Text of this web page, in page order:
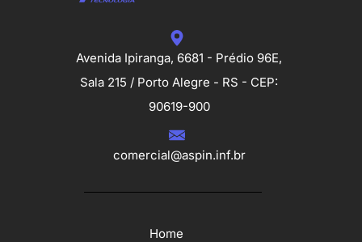
Avenida Ipiranga, 6681 - Prédio 96E,
Sala 215 / Porto Alegre - RS - CEP:
90619-900
comercial@aspin.inf.br
Home